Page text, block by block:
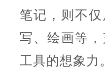
笔记，则不
写、绘画等
工具的想象力